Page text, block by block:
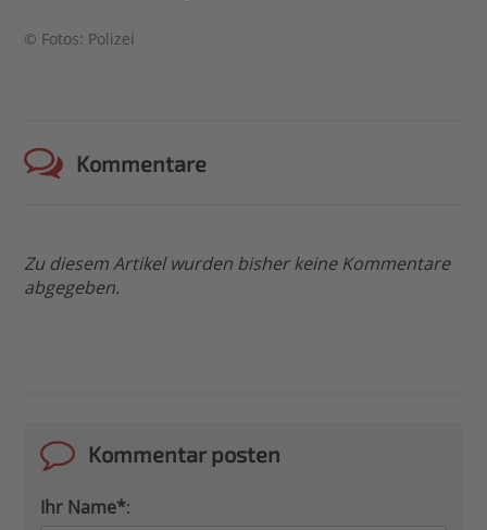
© Fotos: Polizei
Kommentare
Zu diesem Artikel wurden bisher keine Kommentare
abgegeben.
Kommentar posten
Ihr Name*: